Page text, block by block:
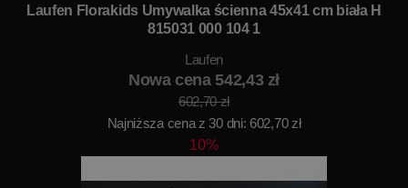
Laufen Florakids Umywalka ścienna 45x41 cm biała H
815031 000 104 1
Laufen
Nowa cena 542,43 zł
602,70 zł
Najniższa cena z 30 dni: 602,70 zł
10%